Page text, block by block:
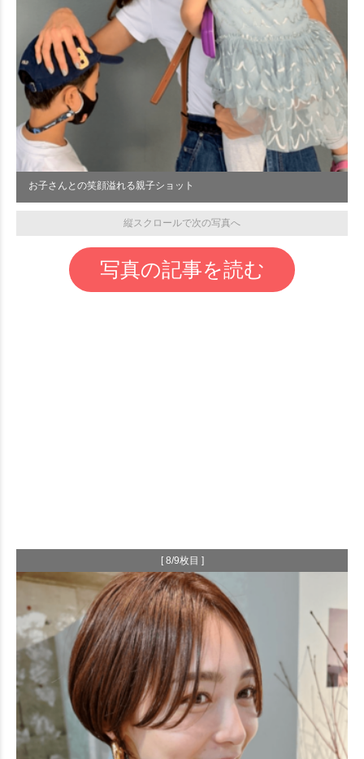
お子さんとの笑顔溢れる親子ショット
縦スクロールで次の写真へ
写真の記事を読む
[ 8/9枚目 ]